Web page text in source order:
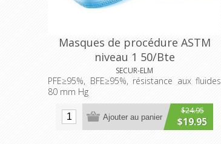
Masques de procédure ASTM
niveau 1 50/Bte
SECUR-ELM
PFE≥95%, BFE≥95%, résistance aux fluides
80 mm Hg
$24.95
$19.95
Ajouter au panier